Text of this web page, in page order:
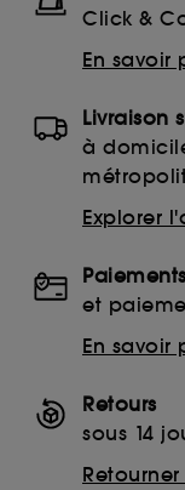
Click &
En savoir
Livraison
à
Explorer
et
En savoir
Retours
sous 14